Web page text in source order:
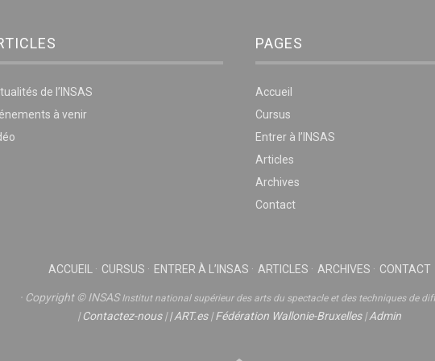
de l’INSAS
à venir
PAGES
Accueil
Cursus
Entrer à l’INSAS
Articles
Archives
Contact
ACCUEIL CURSUS ENTRER À L’INSAS ARTICLES ARCHIVES CONTACT
Copyright © INSASInstitut national supérieur des arts du spectacle et des techniques de
|Contactez-nous||ART.es|Fédération Wallonie-Bruxelles|Admin